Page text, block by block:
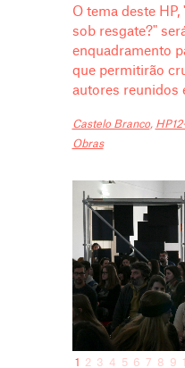
O tema deste
sob resgate?"
enquadramento
que permitirão
autores reunidos
Castelo Branco,
Obras
1 2 3 4 5 6 7 8 9